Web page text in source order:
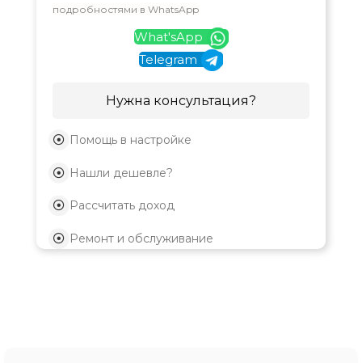
подробностями в WhatsApp
What'sApp
Telegram
Нужна консультация?
Помощь в настройке
Нашли дешевле?
Рассчитать доход
Ремонт и обслуживание